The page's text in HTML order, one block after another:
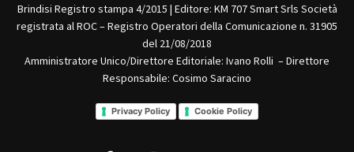
Brindisi Registro stampa 4/2015 | Editore: KM 707 Smart Srls Società
registrata al ROC – Registro Operatori della Comunicazione n. 31905
del 21/08/2018
Amministratore Unico/Direttore Editoriale: Ivano Rolli – Direttore
Responsabile: Cosimo Saracino
Privacy Policy Cookie Policy